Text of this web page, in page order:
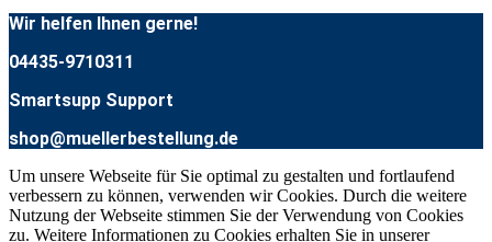
Wir helfen Ihnen gerne!
04435-9710311
Smartsupp Support
shop@muellerbestellung.de
Um unsere Webseite für Sie optimal zu gestalten und fortlaufend
verbessern zu können, verwenden wir Cookies. Durch die weitere
Nutzung der Webseite stimmen Sie der Verwendung von Cookies
zu. Weitere Informationen zu Cookies erhalten Sie in unserer